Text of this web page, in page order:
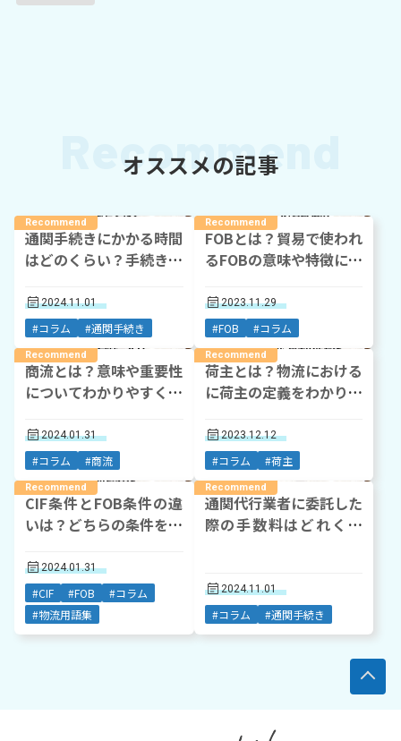
オススメの記事
通関手続きにかかる時間
はどのくらい？手続きが
もご紹介
2024.11.01
#コラム #通関手続き
FOBとは？貿易で使われ
るFOBの意味や特徴につ
2023.11.29
#FOB #コラム
商流とは？意味や重要性
についてわかりやすく解
2024.01.31
#コラム #商流
荷主とは？物流における
に荷主の定義をわかりや
2023.12.12
#コラム #荷主
CIF条件とFOB条件の違
いは？どちらの条件を使
2024.01.31
#CIF #FOB
#コラム
#物流用語集
通関代行業者に委託した
際の手数料はどれくら
2024.11.01
#コラム #通関手続き